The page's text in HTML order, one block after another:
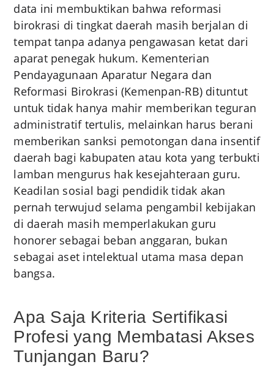
data ini membuktikan bahwa reformasi
birokrasi di tingkat daerah masih berjalan di
tempat tanpa adanya pengawasan ketat dari
aparat penegak hukum. Kementerian
Pendayagunaan Aparatur Negara dan
Reformasi Birokrasi (Kemenpan-RB) dituntut
untuk tidak hanya mahir memberikan teguran
administratif tertulis, melainkan harus berani
memberikan sanksi pemotongan dana insentif
daerah bagi kabupaten atau kota yang terbukti
lamban mengurus hak kesejahteraan guru.
Keadilan sosial bagi pendidik tidak akan
pernah terwujud selama pengambil kebijakan
di daerah masih memperlakukan guru
honorer sebagai beban anggaran, bukan
sebagai aset intelektual utama masa depan
bangsa.
Apa Saja Kriteria Sertifikasi
Profesi yang Membatasi Akses
Tunjangan Baru?